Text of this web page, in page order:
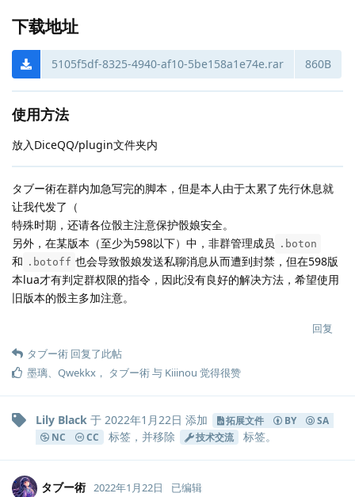
下载地址
5105f5df-8325-4940-af10-5be158a1e74e.rar 860B
使用方法
放入DiceQQ/plugin文件夹内
タブー術在群内加急写完的脚本，但是本人由于太累了先行休息就
让我代发了（
特殊时期，还请各位骰主注意保护骰娘安全。
另外，在某版本（至少为598以下）中，非群管理成员 .boton
和 .botoff 也会导致骰娘发送私聊消息从而遭到封禁，但在598版
本lua才有判定群权限的指令，因此没有良好的解决方法，希望使用
旧版本的骰主多加注意。
回复
タブー術 回复了此帖
墨璃、 Qwekkx ， タブー術与 Kiiinou 觉得很赞
Lily Black 于 2022年1月22日 添加 拓展文件 BY
SA
NC
CC 标签，并移除 技术交流 标签。
タブー術 2022年1月22日 已编辑